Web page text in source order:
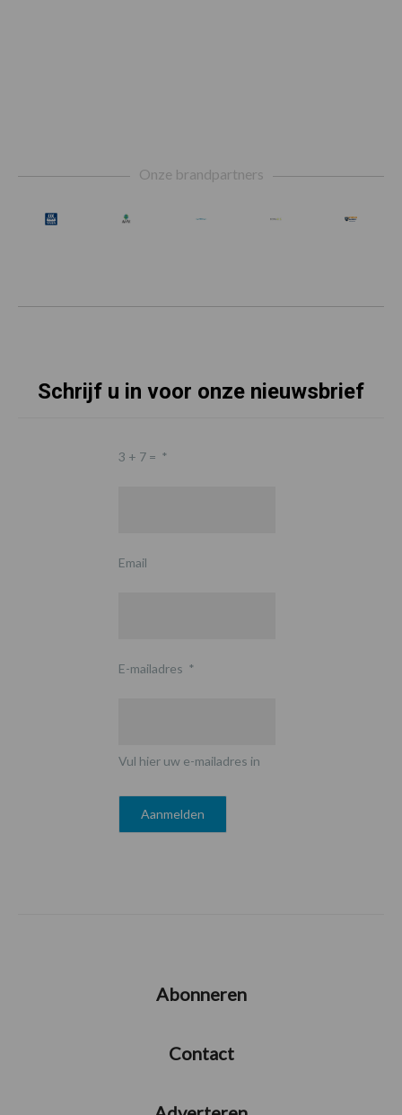
Onze brandpartners
Schrijf u in voor onze nieuwsbrief
3 + 7 = *
Email
E-mailadres *
Vul hier uw e-mailadres in
Abonneren
Contact